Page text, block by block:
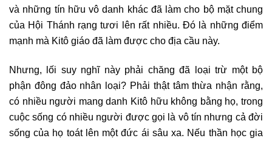
và những tín hữu vô danh khác đã làm cho bộ mặt chung
của Hội Thánh rạng tươi lên rất nhiều. Đó là những điểm
mạnh mà Kitô giáo đã làm được cho địa cầu này.
Nhưng, lối suy nghĩ này phải chăng đã loại trừ một bộ
phận đông đảo nhân loại? Phải thật tâm thừa nhận rằng,
có nhiều người mang danh Kitô hữu không bằng họ, trong
cuộc sống có nhiều người được gọi là vô tín nhưng cả đời
sống của họ toát lên một đức ái sâu xa. Nếu thần học gia